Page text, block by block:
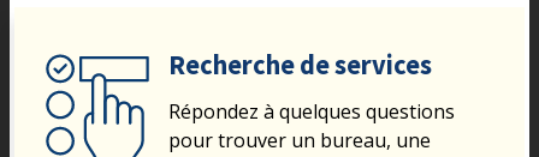
Recherche de services
Répondez à quelques questions
pour trouver un bureau, une